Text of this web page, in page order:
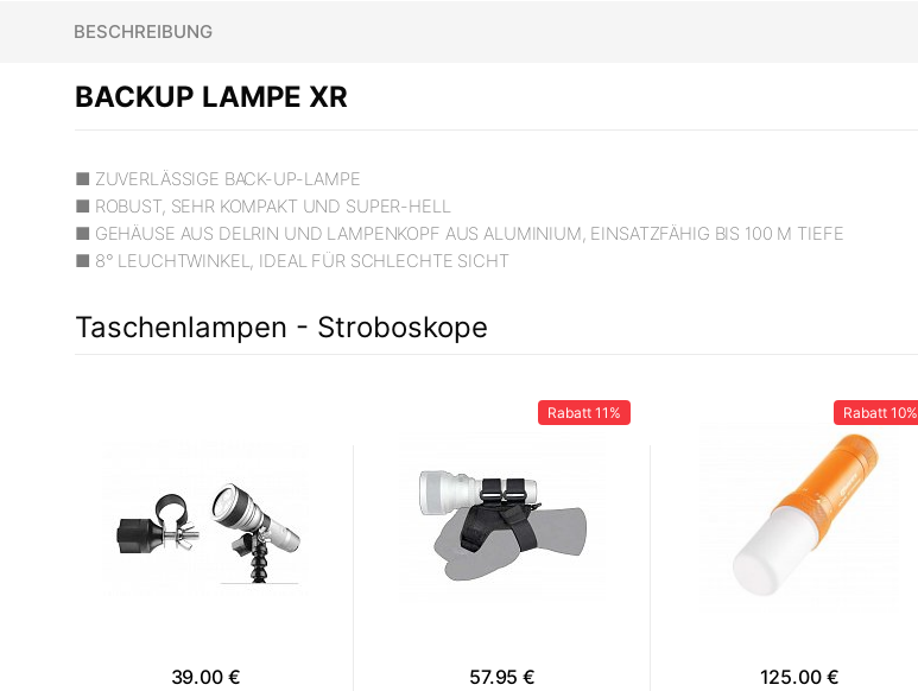
BESCHREIBUNG
BACKUP LAMPE XR
■ ZUVERLÄSSIGE BACK-UP-LAMPE
■ ROBUST, SEHR KOMPAKT UND SUPER-HELL
■ GEHÄUSE AUS DELRIN UND LAMPENKOPF AUS ALUMINIUM, EINSATZFÄHIG BIS 100 M TIEFE
■ 8° LEUCHTWINKEL, IDEAL FÜR SCHLECHTE SICHT
Taschenlampen - Stroboskope
39.00 €
Rabatt 11%
57.95 €
Rabatt 10%
125.00 €